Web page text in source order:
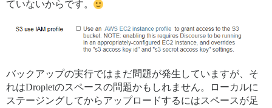
ていないからです。
バックアップの実行ではまだ問題が発生していますが、そ
れはDropletのスペースの問題かもしれません。ローカルに
ステージングしてからアップロードするにはスペースが足